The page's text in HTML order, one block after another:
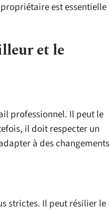
est essentielle
et le
professionnel. Il peut le
il doit respecter un
à des changements
strictes. Il peut résilier le